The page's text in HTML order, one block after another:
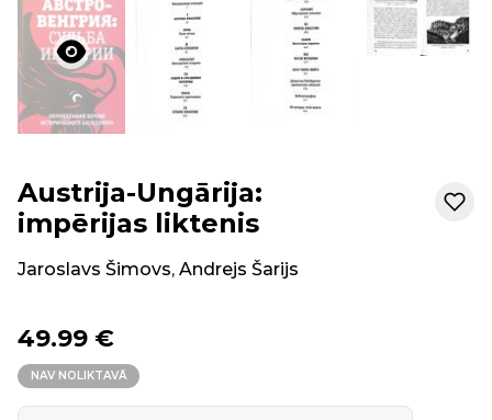
Austrija-Ungārija:
impērijas liktenis
Jaroslavs Šimovs, Andrejs Šarijs
49.99 €
NAV NOLIKTAVĀ